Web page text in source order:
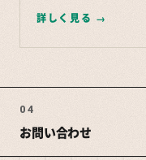
詳しく見る →
04
お問い合わせ